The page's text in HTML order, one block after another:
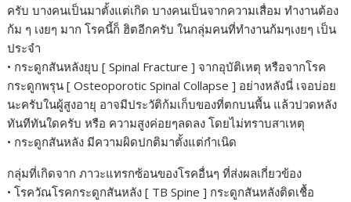
ครับ บางคนเป็นมาตั้งแต่เกิด บางคนเป็นจากความเสื่อม ทำงานต้อง
ก้ม ๆ เงยๆ มาก โรคนี้ก็ ฮิตอีกครับ ในกลุ่มคนที่ทำงานก้มๆเงยๆ เป็น
ประจำ
• กระดูกสันหลังยุบ [ Spinal Fracture ] จากอุบัติเหตุ หรือจากโรค
กระดูกพรุน [ Osteoporotic Spinal Collapse ] อย่างหลังนี่ เจอบ่อย
นะครับในผู้สูงอายุ อาจมีประวัติก้มเก็บของที่ตกบนพื้น แล้วปวดหลัง
ทันทีทันใดครับ หรือ ความสูงค่อยๆลดลง โดยไม่ทราบสาเหตุ
• กระดูกสันหลัง มีความผิดปกติมาตั้งแต่กำเนิด
กลุ่มที่เกิดจาก ภาวะแทรกซ้อนของโรคอื่นๆ ที่ส่งผลเกี่ยวข้อง
• โรควัณโรคกระดูกสันหลัง [ TB Spine ] กระดูกสันหลังติดเชื้อ